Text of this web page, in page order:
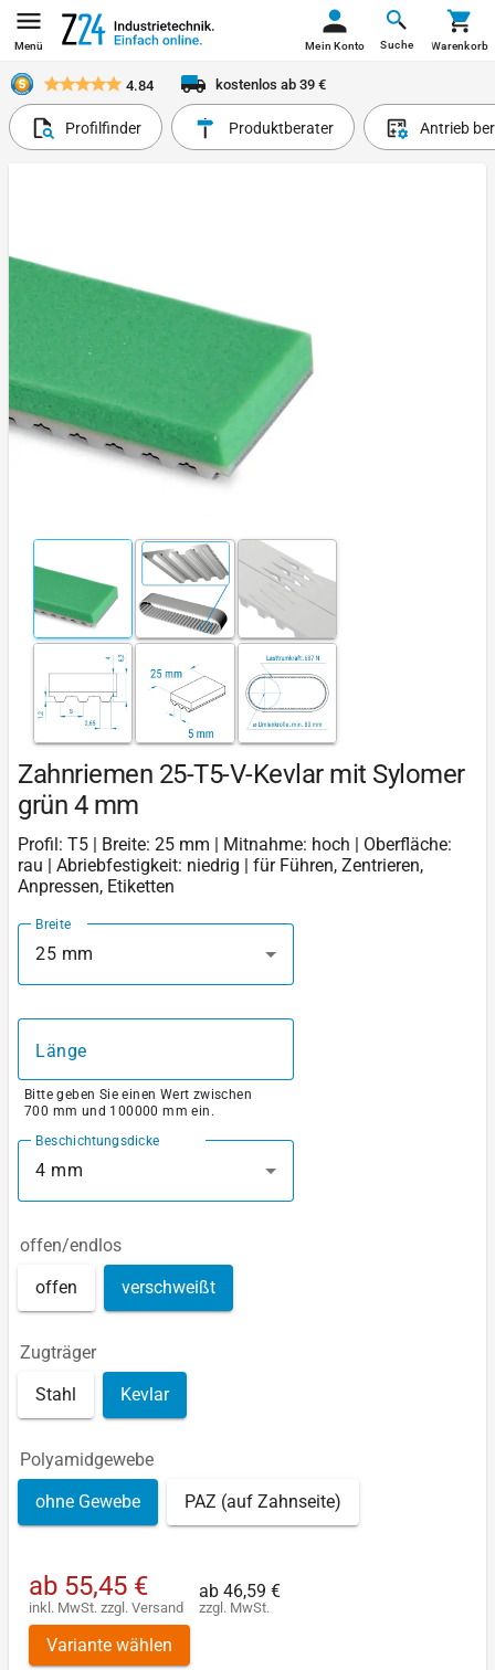
Menü Suche
Mein Konto Warenkorb
4.84 kostenlos ab 39 €
Profilfinder Produktberater Antrieb
Zahnriemen 25-T5-V-Kevlar mit Sylomer
grün 4 mm
Profil: T5 | Breite: 25 mm | Mitnahme: hoch | Oberfläche:
rau | Abriebfestigkeit: niedrig | für Führen, Zentrieren,
Anpressen, Etiketten
Breite
25 mm
Länge
Bitte geben Sie einen Wert zwischen
700 mm und 100000 mm ein.
Beschichtungsdicke
4 mm
offen/endlos
offen verschweißt
Zugträger
Stahl Kevlar
Polyamidgewebe
ohne Gewebe PAZ (auf Zahnseite)
ab 55,45 €
inkl. MwSt. zzgl. Versand
ab 46,59 €
zzgl. MwSt.
Variante wählen